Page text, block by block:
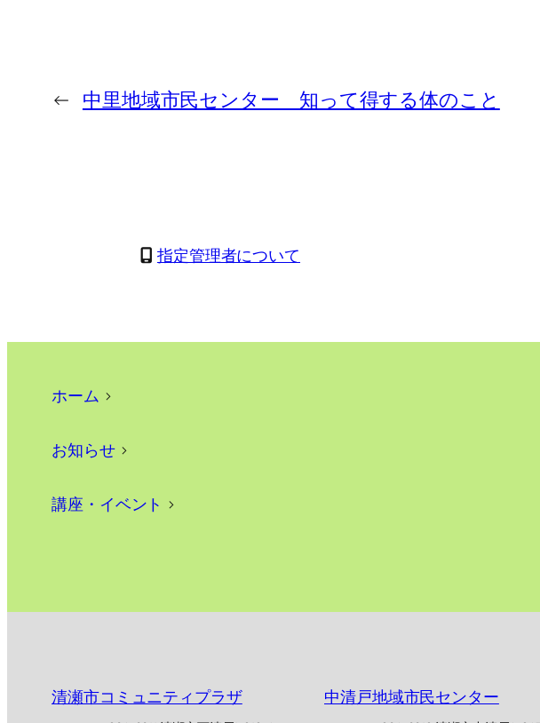
← 中里地域市民センター 知って得する体のこと
指定管理者について
ホーム >
お知らせ>
講座・イベント >
清瀬市コミュニティプラザ 中清戸地域市民センター